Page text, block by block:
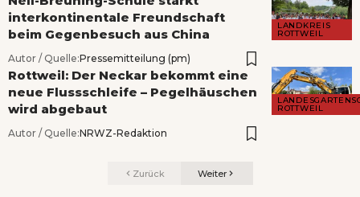
LANDKREIS
ROTTWEIL
interkontinentale Freundschaft
beim Gegenbesuch aus China
Autor / Quelle:Pressemitteilung (pm)
ROTTWEIL
Rottweil: Der Neckar bekommt eine
neue Flussschleife – Pegelhäuschen
wird abgebaut
Autor / Quelle:NRWZ-Redaktion
Zurück Weiter